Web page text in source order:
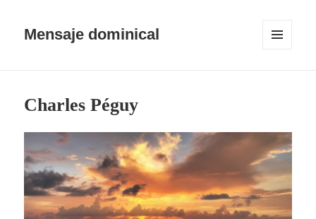
Mensaje dominical
Charles Péguy